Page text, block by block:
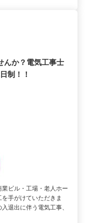
んか？電気工事士
制！！
ビル・工場・老人ホー
手がけていただきま
退出に伴う電気工事、